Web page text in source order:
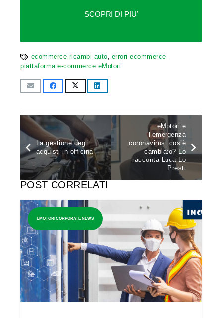
SCOPRI DI PIU’
ecommerce ricambi auto, errori ecommerce,
piattaforma e-commerce eMotori
La gestione degli
acquisti in officina
eMotori e
l’emergenza
coronavirus: cos’è
cambiato? Lo
racconta Luca Lo
Presti
POST CORRELATI
EMOTORI CORPORATE NEWS